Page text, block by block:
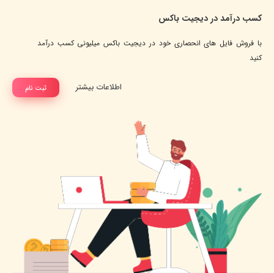
کسب درآمد در دیجیت باکس
با فروش فایل های انحصاری خود در دیجیت باکس میلیونی کسب درآمد
کنید
ثبت نام اطلاعات بیشتر